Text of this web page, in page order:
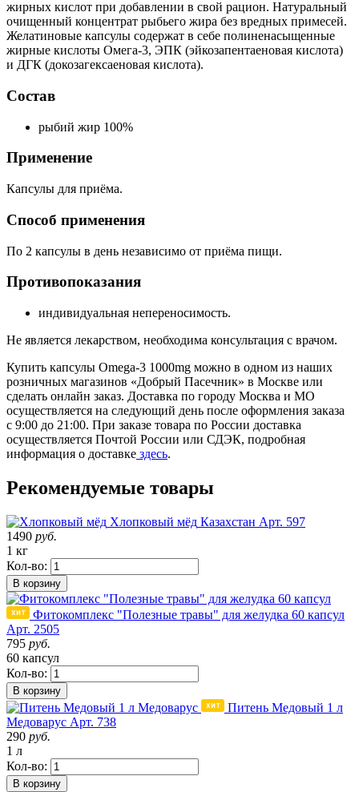
жирных кислот при добавлении в свой рацион. Натуральный
очищенный концентрат рыбьего жира без вредных примесей.
Желатиновые капсулы содержат в себе полиненасыщенные
жирные кислоты Омега-3, ЭПК (эйкозапентаеновая кислота)
и ДГК (докозагексаеновая кислота).
Состав
рыбий жир 100%
Применение
Капсулы для приёма.
Способ применения
По 2 капсулы в день независимо от приёма пищи.
Противопоказания
индивидуальная непереносимость.
Не является лекарством, необходима консультация с врачом.
Купить капсулы Omega-3 1000mg можно в одном из наших
розничных магазинов «Добрый Пасечник» в Москве или
сделать онлайн заказ. Доставка по городу Москва и МО
осуществляется на следующий день после оформления заказа
с 9:00 до 21:00. При заказе товара по России доставка
осуществляется Почтой России или СДЭК, подробная
информация о доставке здесь.
Рекомендуемые товары
Хлопковый мёд Казахстан Арт. 597
1490 руб.
1 кг
Кол-во:
В корзину
Фитокомплекс "Полезные травы" для желудка 60 капсул
Арт. 2505
795 руб.
60 капсул
Кол-во:
В корзину
Питень Медовый 1 л
Медоварус Арт. 738
290 руб.
1 л
Кол-во:
В корзину